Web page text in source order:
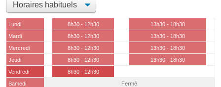
Lundi 8h30 - 12h30
13h30 - 18h30
Mardi
8h30 - 12h30
13h30 - 18h30
Mercredi
8h30 - 12h30
13h30 - 18h30
Jeudi
8h30 - 12h30
13h30 - 18h30
Vendredi
8h30 - 12h30
Samedi
Fermé